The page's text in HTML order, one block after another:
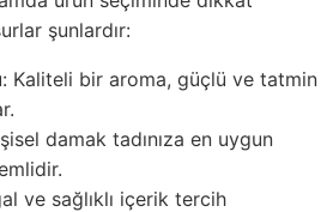
şunlardır:
Kaliteli bir aroma, güçlü ve tatmin
damak tadınıza en uygun
ve sağlıklı içerik tercih